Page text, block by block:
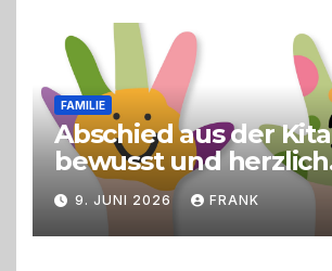
FAMILIE
Abschied aus der Kita
bewusst und herzlich
gestalten
9. JUNI 2026 FRANK